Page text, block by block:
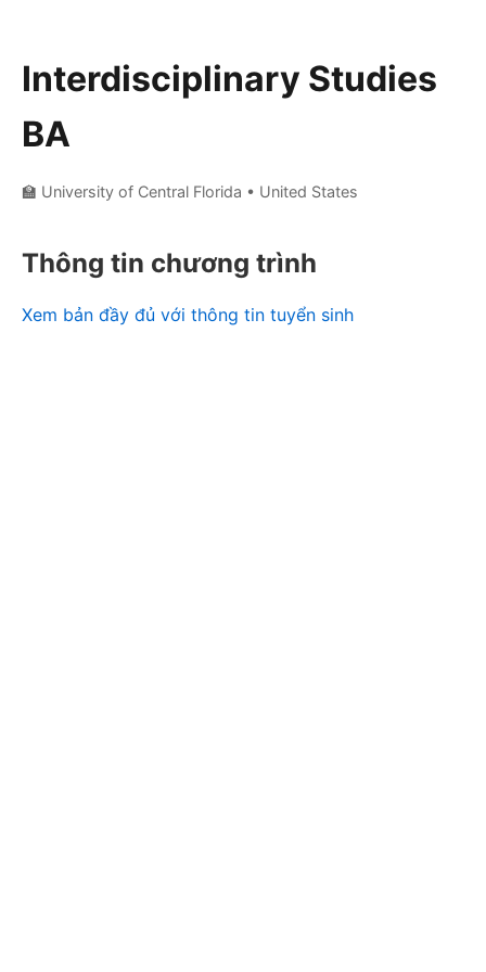
Interdisciplinary Studies
BA
🏫 University of Central Florida • United States
Thông tin chương trình
Xem bản đầy đủ với thông tin tuyển sinh